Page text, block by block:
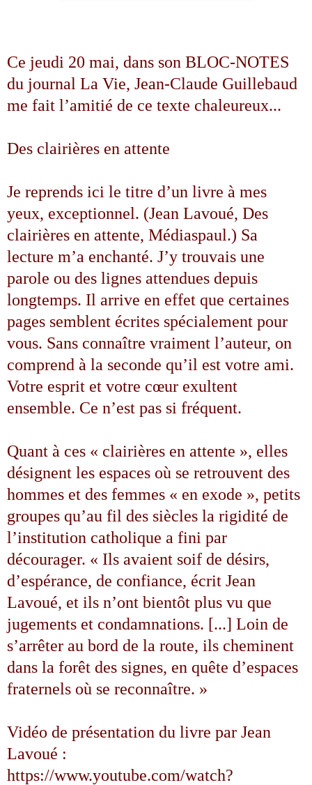
Ce jeudi 20 mai, dans son BLOC-NOTES
du journal La Vie, Jean-Claude Guillebaud
me fait l’amitié de ce texte chaleureux...
Des clairières en attente
Je reprends ici le titre d’un livre à mes
yeux, exceptionnel. (Jean Lavoué, Des
clairières en attente, Médiaspaul.) Sa
lecture m’a enchanté. J’y trouvais une
parole ou des lignes attendues depuis
longtemps. Il arrive en effet que certaines
pages semblent écrites spécialement pour
vous. Sans connaître vraiment l’auteur, on
comprend à la seconde qu’il est votre ami.
Votre esprit et votre cœur exultent
ensemble. Ce n’est pas si fréquent.
Quant à ces « clairières en attente », elles
désignent les espaces où se retrouvent des
hommes et des femmes « en exode », petits
groupes qu’au fil des siècles la rigidité de
l’institution catholique a fini par
décourager. « Ils avaient soif de désirs,
d’espérance, de confiance, écrit Jean
Lavoué, et ils n’ont bientôt plus vu que
jugements et condamnations. [...] Loin de
s’arrêter au bord de la route, ils cheminent
dans la forêt des signes, en quête d’espaces
fraternels où se reconnaître. »
Vidéo de présentation du livre par Jean
Lavoué :
https://www.youtube.com/watch?